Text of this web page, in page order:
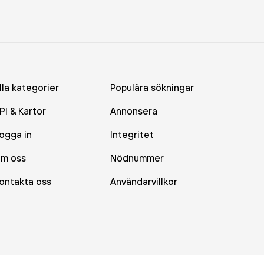
kategorier
Populära sökningar
& Kartor
Annonsera
in
Integritet
oss
Nödnummer
oss
Användarvillkor